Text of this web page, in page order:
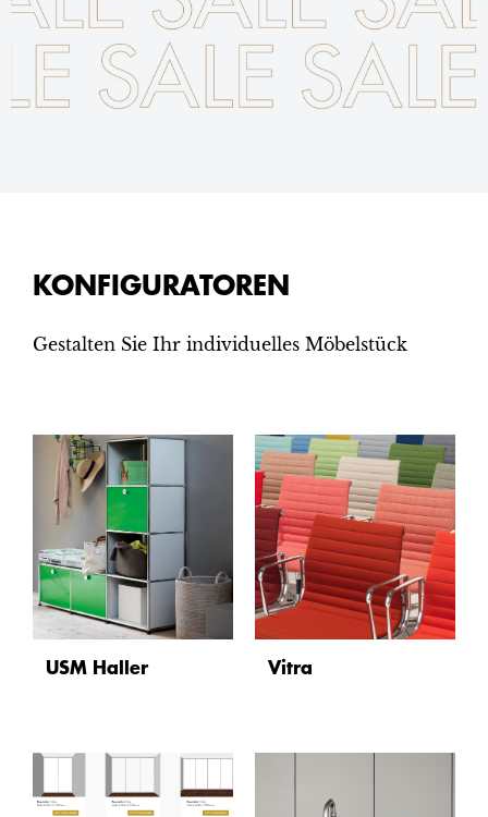
KONFIGURATOREN
Gestalten Sie Ihr individuelles Möbelstück
USM Haller Vitra